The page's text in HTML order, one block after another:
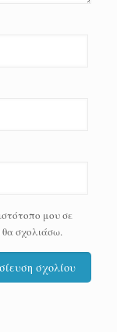
μου σε
σχολιάσω.